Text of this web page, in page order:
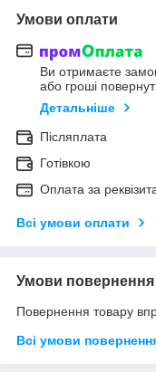
Умови оплати
Ви отримаєте
або гроші
Детальніше
Післяплата
Готівкою
Оплата за
Всі умови оплати
Умови повернення
Повернення товару
Всі умови